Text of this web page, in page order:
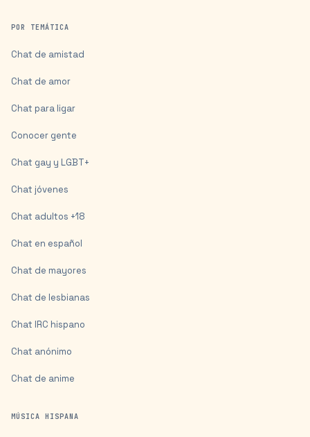
POR TEMÁTICA
Chat de amistad
Chat de amor
Chat para ligar
Conocer gente
Chat gay y LGBT+
Chat jóvenes
Chat adultos +18
Chat en español
Chat de mayores
Chat de lesbianas
Chat IRC hispano
Chat anónimo
Chat de anime
MÚSICA HISPANA